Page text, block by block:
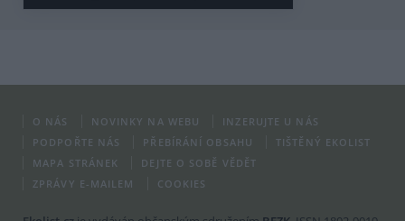
O NÁS NOVINKY NA WEBU
INZERUJTE U NÁS
PODPOŘTE NÁS
PŘEBÍRÁNÍ OBSAHU
TIŠTĚNÝ EKOLIST
MAPA STRÁNEK
DEJTE O SOBĚ VĚDĚT
ZPRÁVY E-MAILEM
COOKIES